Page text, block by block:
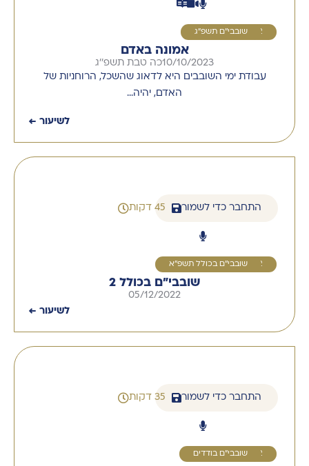
2 שובבי''ם תשפ"ג
אמונה באדם
10/10/2023כה טבת תשפ''ג
עבודת ימי השובבים היא לדאוג שהשכל, הרוחניות של
האדם, יהיה…
לשיעור ←
התחבר כדי לשמור 45 דקות
2 שובבי''ם בכולל תשפ"א
שובבי"ם בכולל 2
05/12/2022
לשיעור ←
התחבר כדי לשמור 35 דקות
2 שובבי"ם בודדים